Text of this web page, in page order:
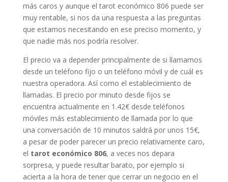
más caros y aunque el tarot económico 806 puede ser
muy rentable, si nos da una respuesta a las preguntas
que estamos necesitando en ese preciso momento, y
que nadie más nos podría resolver.
El precio va a depender principalmente de si llamamos
desde un teléfono fijo o un teléfono móvil y de cuál es
nuestra operadora. Así como el establecimiento de
llamadas. El precio por minuto desde fijos se
encuentra actualmente en 1.42€ desde teléfonos
móviles más establecimiento de llamada por lo que
una conversación de 10 minutos saldrá por unos 15€,
a pesar de poder parecer un precio relativamente caro,
el tarot económico 806, a veces nos depara
sorpresa, y puede resultar barato, por ejemplo si
acierta a la hora de tener que cerrar un negocio en el